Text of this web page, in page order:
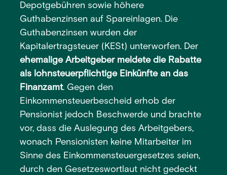
Depotgebühren sowie höhere
Guthabenzinsen auf Spareinlagen. Die
Guthabenzinsen wurden der
Kapitalertragsteuer (KESt) unterworfen. Der
ehemalige Arbeitgeber meldete die Rabatte
als lohnsteuerpflichtige Einkünfte an das
Finanzamt. Gegen den
Einkommensteuerbescheid erhob der
Pensionist jedoch Beschwerde und brachte
vor, dass die Auslegung des Arbeitgebers,
wonach Pensionisten keine Mitarbeiter im
Sinne des Einkommensteuergesetzes seien,
durch den Gesetzeswortlaut nicht gedeckt